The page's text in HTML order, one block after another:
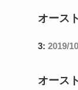
オース
3: 2019/
オース